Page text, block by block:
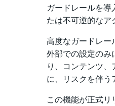
ガードレールを
たは不可逆的なア
高度なガードレー
外部での設定のみ
り、コンテンツ
に、リスクを伴う
この機能が正式